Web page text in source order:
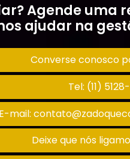
Agende uma
ajudar na
Converse conosco
Tel: (11)
E-mail:
Deixe que nós